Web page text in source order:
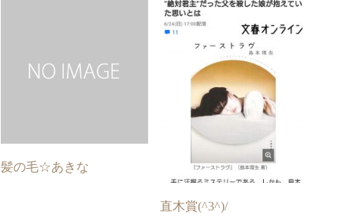
髪の毛☆あきな
直木賞(^3^)/